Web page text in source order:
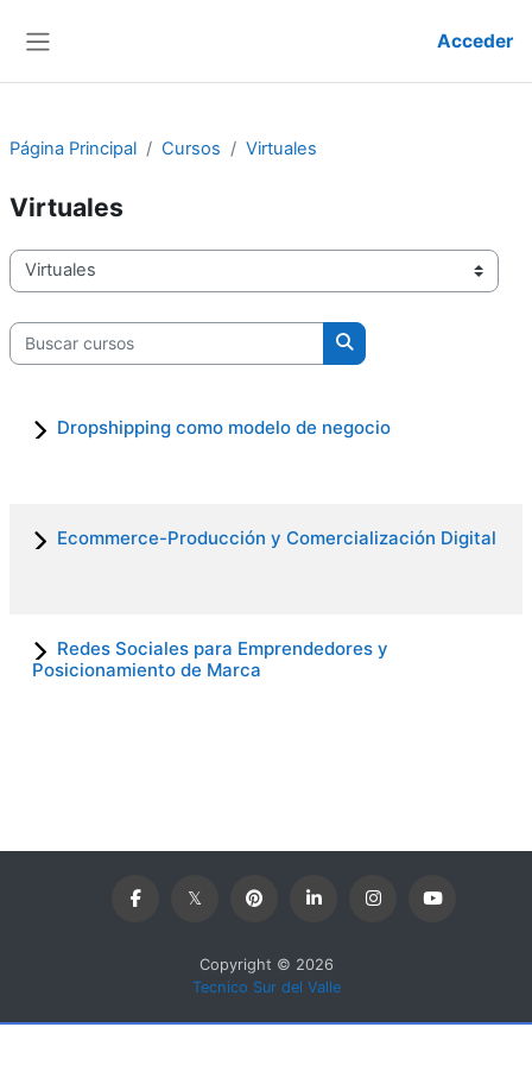
Acceder
Página Principal Cursos Virtuales
Virtuales
Categorías
Buscar cursos
Buscar cursos
Dropshipping como modelo de negocio
Ecommerce-Producción y Comercialización Digital
Redes Sociales para Emprendedores y
Posicionamiento de Marca
Copyright © 2026
Tecnico Sur del Valle